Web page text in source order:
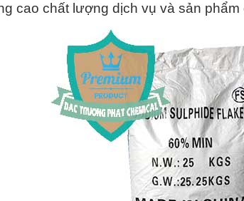
cao chất lượng dịch vụ và sản phẩm